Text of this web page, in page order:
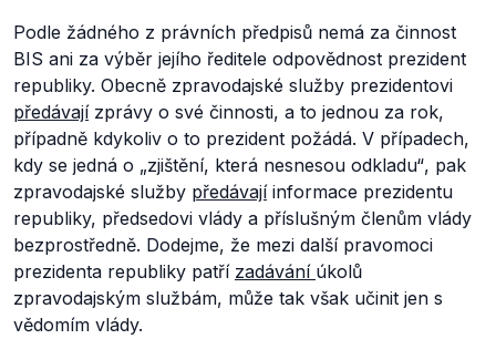
Podle žádného z právních předpisů nemá za činnost
BIS ani za výběr jejího ředitele odpovědnost prezident
republiky. Obecně zpravodajské služby prezidentovi
předávajízprávy o své činnosti, a to jednou za rok,
případně kdykoliv o to prezident požádá. V případech,
kdy se jedná o „zjištění, která nesnesou odkladu“, pak
zpravodajské služby předávajíinformace prezidentu
republiky, předsedovi vlády a příslušným členům vlády
bezprostředně. Dodejme, že mezi další pravomoci
prezidenta republiky patří zadávání úkolů
zpravodajským službám, může tak však učinit jen s
vědomím vlády.